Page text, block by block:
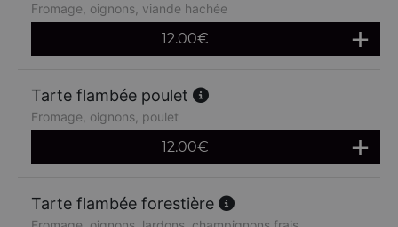
Fromage, oignons, viande hachée
12.00€
Tarte flambée poulet
Fromage, oignons, poulet
12.00€
Tarte flambée forestière